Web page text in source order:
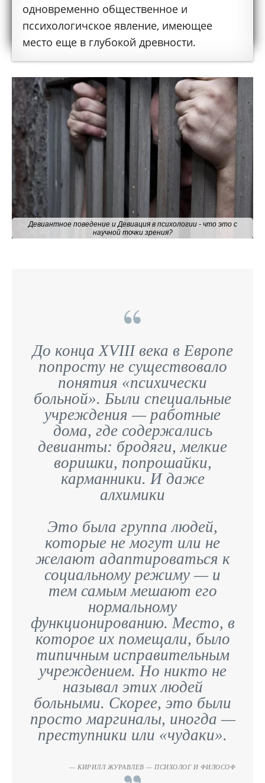
одновременно общественное и
пссихологичское явление, имеющее
место еще в глубокой древности.
Девиантное поведение и Девиация в психологии - что это с
научной точки зрения?
До конца XVIII века в Европе
попросту не существовало
понятия «психически
больной». Были специальные
учреждения — работные
дома, где содержались
девианты: бродяги, мелкие
воришки, попрошайки,
карманники. И даже
алхимики
Это была группа людей,
которые не могут или не
желают адаптироваться к
социальному режиму — и
тем самым мешают его
нормальному
функционированию. Место, в
которое их помещали, было
типичным исправительным
учреждением. Но никто не
называл этих людей
больными. Скорее, это были
просто маргиналы, иногда —
преступники или «чудаки».
КИРИЛЛ ЖУРАВЛЕВ — ПСИХОЛОГ И ФИЛОСОФ